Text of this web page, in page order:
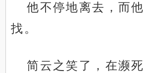
他不停地离去，而
找。
简云之笑了，在濒